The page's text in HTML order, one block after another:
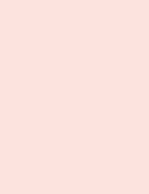
webbplats, öppnas i nytt